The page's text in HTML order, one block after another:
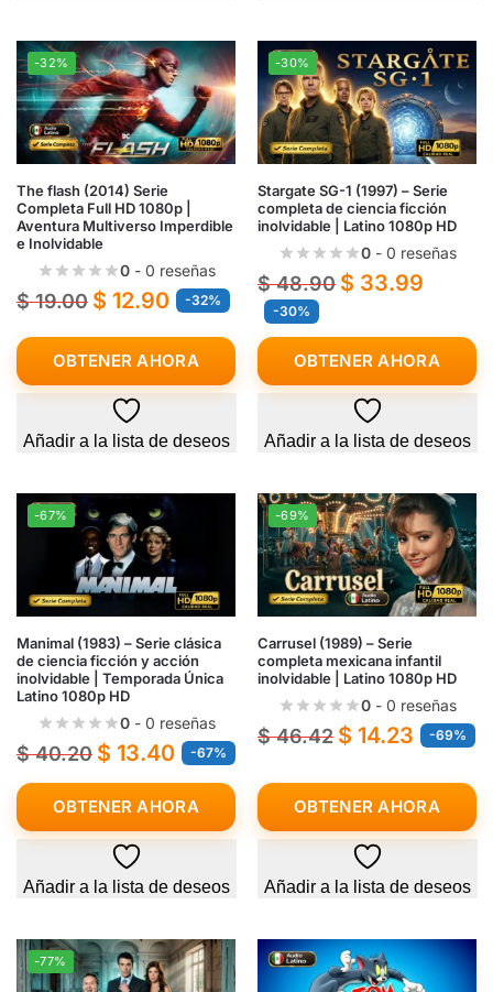
-32%
The flash (2014) Serie
Completa Full HD 1080p |
Aventura Multiverso Imperdible
e Inolvidable
0- 0 reseñas
$19.00 $ 12.90 -32%
OBTENER AHORA
Añadir a la lista de deseos
-30%
Stargate SG-1 (1997) – Serie
completa de ciencia ficción
inolvidable | Latino 1080p HD
0- 0 reseñas
$48.90 $ 33.99
-30%
OBTENER AHORA
Añadir a la lista de deseos
-67%
Manimal (1983) – Serie clásica
de ciencia ficción y acción
inolvidable | Temporada Única
Latino 1080p HD
0- 0 reseñas
$40.20 $ 13.40 -67%
OBTENER AHORA
Añadir a la lista de deseos
-69%
Carrusel (1989) – Serie
completa mexicana infantil
inolvidable | Latino 1080p HD
0- 0 reseñas
$46.42 $ 14.23 -69%
OBTENER AHORA
Añadir a la lista de deseos
-77%